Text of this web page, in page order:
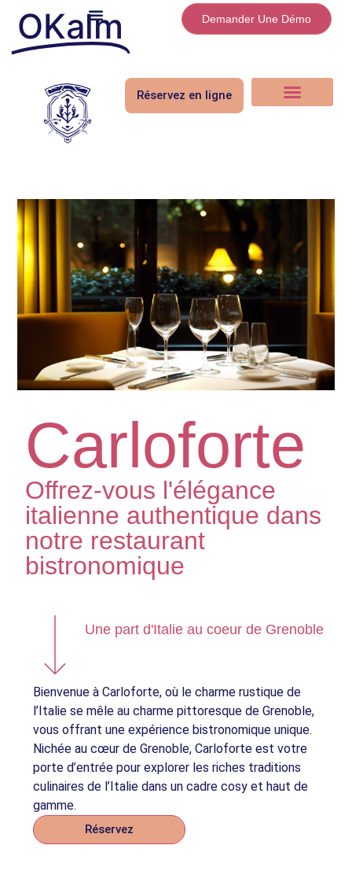
OKalm Demander Une Démo
Réservez en ligne
Carloforte
Offrez-vous l'élégance
italienne authentique dans
notre restaurant
bistronomique
Une part d'Italie au coeur de Grenoble
Bienvenue à Carloforte, où le charme rustique de
l’Italie se mêle au charme pittoresque de Grenoble,
vous offrant une expérience bistronomique unique.
Nichée au cœur de Grenoble, Carloforte est votre
porte d’entrée pour explorer les riches traditions
culinaires de l’Italie dans un cadre cosy et haut de
gamme.
Réservez